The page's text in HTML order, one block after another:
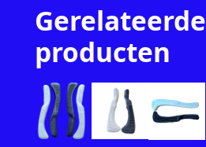
Gerelateerde
producten